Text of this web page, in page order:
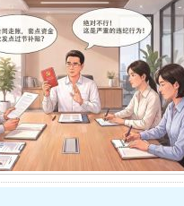
揭开“小金库”的免责幌子